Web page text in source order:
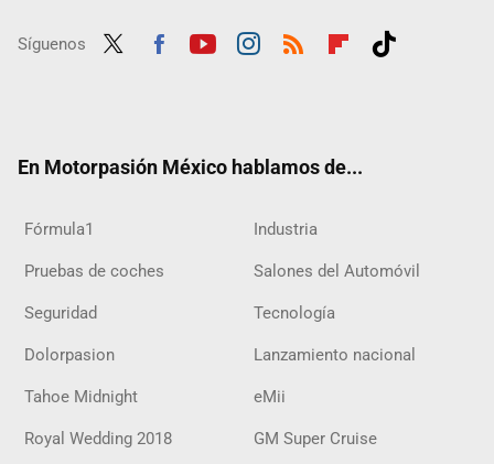
Síguenos
En Motorpasión México hablamos de...
Fórmula1 Industria
Pruebas de coches Salones del Automóvil
Seguridad Tecnología
Dolorpasion Lanzamiento nacional
Tahoe Midnight eMii
Royal Wedding 2018 GM Super Cruise